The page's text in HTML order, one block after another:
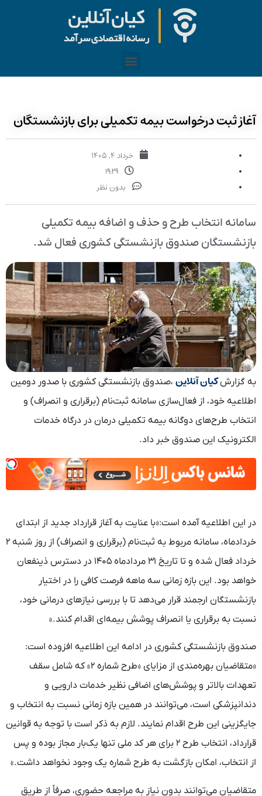
آغاز ثبت درخواست بیمه تکمیلی برای بازنشستگان
خرداد ۴, ۱۴۰۵
۱۹:۲۹
بدون نظر
سامانه انتخاب طرح و حذف و اضافه بیمه تکمیلی
بازنشستگان صندوق بازنشستگی کشوری فعال شد.
به گزارشکیان آنلاین ،صندوق بازنشستگی کشوری با صدور دومین
اطلاعیه خود، از فعال‌سازی سامانه ثبت‌نام (برقراری و انصراف) و
انتخاب طرح‌های دوگانه بیمه تکمیلی درمان در درگاه خدمات
الکترونیک این صندوق خبر داد.
در این اطلاعیه آمده است:«با عنایت به آغاز قرارداد جدید از ابتدای
خردادماه، سامانه مربوط به ثبت‌نام (برقراری و انصراف) از روز شنبه ۲
خرداد فعال شده و تا تاریخ ۳۱ مردادماه ۱۴۰۵ در دسترس ذینفعان
خواهد بود. این بازه زمانی سه ماهه فرصت کافی را در اختیار
بازنشستگان ارجمند قرار می‌دهد تا با بررسی نیازهای درمانی خود،
نسبت به برقراری یا انصراف پوشش بیمه‌ای اقدام کنند.»
صندوق بازنشستگی کشوری در ادامه این اطلاعیه افزوده است:
«متقاضیان بهره‌مندی از مزایای «طرح شماره ۲» که شامل سقف
تعهدات بالاتر و پوشش‌های اضافی نظیر خدمات دارویی و
دندانپزشکی است، می‌توانند در همین بازه زمانی نسبت به انتخاب و
جایگزینی این طرح اقدام نمایند. لازم به ذکر است با توجه به قوانین
قرارداد، انتخاب طرح ۲ برای هر کد ملی تنها یک‌بار مجاز بوده و پس
از انتخاب، امکان بازگشت به طرح شماره یک وجود نخواهد داشت.»
متقاضیان می‌توانند بدون نیاز به مراجعه حضوری، صرفاً از طریق